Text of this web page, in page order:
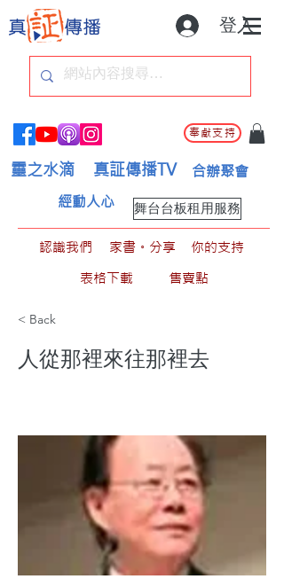
登入
奉獻支持
靈之水滴 真証傳播TV 合辦聚會
舞台台板租用服務
經動人心
認識我們 家書。分享
你的支持
表格下載
售賣點
< Back
人從那裡來往那裡去